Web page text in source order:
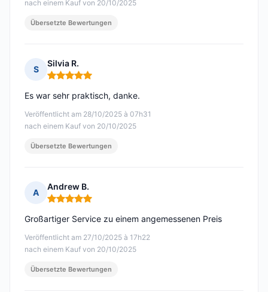
nach einem Kauf von 20/10/2025
Übersetzte Bewertungen
S
Silvia R.
Hinweis: 5 von 5
Veröffentlicht am 28/10/2025 à 07h31
nach einem Kauf von 20/10/2025
Es war sehr praktisch, danke.
Übersetzte Bewertungen
A
Andrew B.
Hinweis: 5 von 5
Veröffentlicht am 27/10/2025 à 17h22
nach einem Kauf von 20/10/2025
Großartiger Service zu einem angemessenen Preis
Übersetzte Bewertungen